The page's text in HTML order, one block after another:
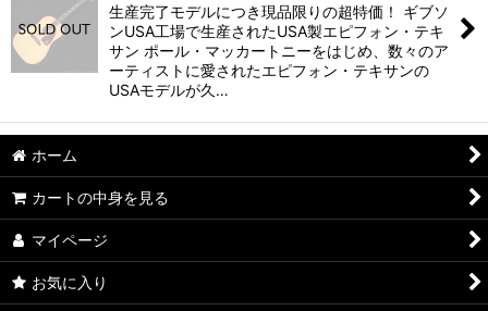
生産完了モデルにつき現品限りの超特価！ ギブソ
ンUSA工場で生産されたUSA製エピフォン・テキ
サン ポール・マッカートニーをはじめ、数々のア
ーティストに愛されたエピフォン・テキサンの
USAモデルが久…
ホーム
カートの中身を見る
マイページ
お気に入り